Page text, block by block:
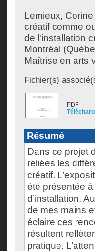
Lemieux, Corine
créatif comme
de l'installation
Montréal
Maîtrise en arts
Fichier(s)
PDF
Résumé
Dans ce projet
reliées les
créatif.
été présentée
d’installation.
de mes mains
éclaire ces
résultent
pratique.